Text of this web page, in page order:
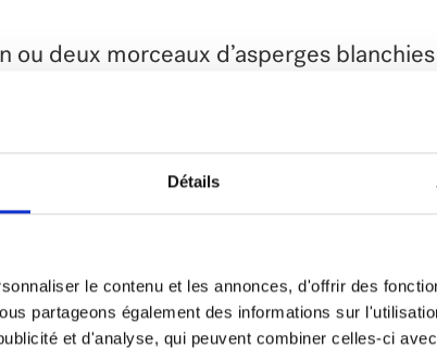
Détails
le contenu et les annonces, d'offrir des
partageons également des informations sur
et d'analyse, qui peuvent combiner celles-ci
ou deux morceaux d’asperges
pendant 30 minutes ou jusqu’à 24
tortilla en 8 rondelles et jeter les